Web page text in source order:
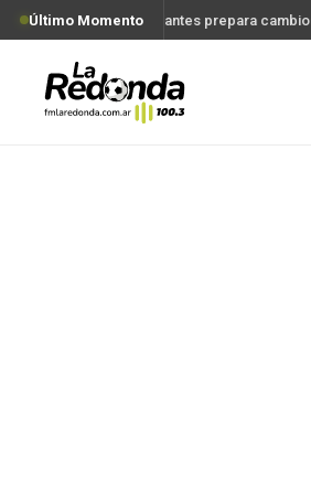
Último MomentoEstudiantes prepara